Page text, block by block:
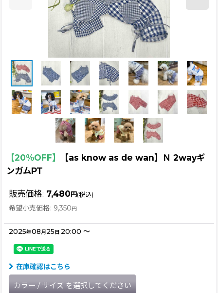
【20％OFF】
【as know as de wan】Ｎ 2wayギ
ンガムPT
販売価格: 7,480円(税込)
希望小売価格: 9,350円
2025年08月 25日 20:00 ～
在庫確認はこちら
カラー / サイズ を選択してください